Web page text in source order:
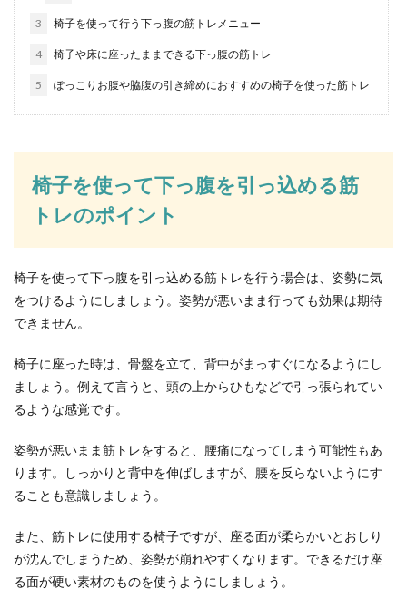
自転車を売りたいときには防犯登録を
取り消すべき？その方法とは
バラの花束をもらって心から感動したという女性
赤ちゃんってどうしてこんなものに興味を示すの
ますよね。...
壁紙の張り替えをDIYでチャレンジ！
3 椅子を使って行う下っ腹の筋トレメニュー
4 椅子や床に座ったままできる下っ腹の筋トレ
5 ぽっこりお腹や脇腹の引き締めにおすすめの椅子を使った筋トレ
椅子を使って下っ腹を引っ込める筋
トレのポイント
椅子を使って下っ腹を引っ込める筋トレを行う場合は、姿勢に気
をつけるようにしましょう。姿勢が悪いまま行っても効果は期待
できません。
椅子に座った時は、骨盤を立て、背中がまっすぐになるようにし
ましょう。例えて言うと、頭の上からひもなどで引っ張られてい
るような感覚です。
姿勢が悪いまま筋トレをすると、腰痛になってしまう可能性もあ
ります。しっかりと背中を伸ばしますが、腰を反らないようにす
ることも意識しましょう。
また、筋トレに使用する椅子ですが、座る面が柔らかいとおしり
が沈んでしまうため、姿勢が崩れやすくなります。できるだけ座
る面が硬い素材のものを使うようにしましょう。